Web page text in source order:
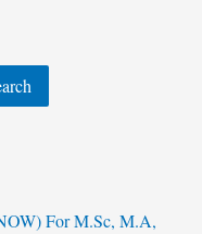
For M.Sc, M.A,